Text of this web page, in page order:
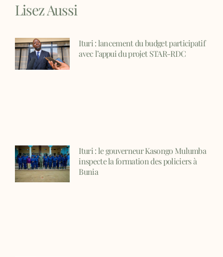
Lisez Aussi
Ituri : lancement du budget participatif
avec l’appui du projet STAR-RDC
Ituri : le gouverneur Kasongo Mulumba
inspecte la formation des policiers à
Bunia